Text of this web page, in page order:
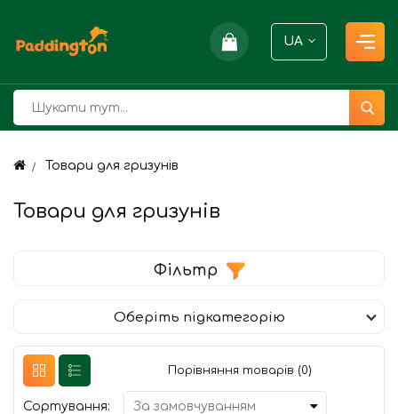
UA
Товари для гризунів
Товари для гризунів
Фільтр
Оберіть підкатегорію
Порівняння товарів (0)
Сортування: